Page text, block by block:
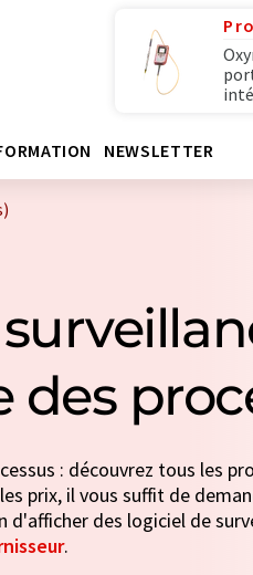
NEWSLETTER
des
: découvrez tous les
prix, il vous suffit de
d'afficher des logiciel de
.